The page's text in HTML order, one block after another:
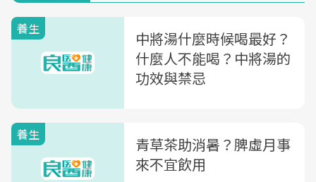
養生
中將湯什麼時候喝最好？
什麼人不能喝？中將湯的
功效與禁忌
養生
青草茶助消暑？脾虛月事
來不宜飲用